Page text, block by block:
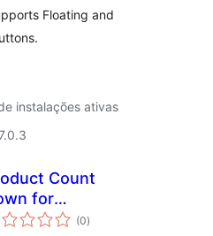
Floating and
instalações ativas
Count
for
(0total
de
)